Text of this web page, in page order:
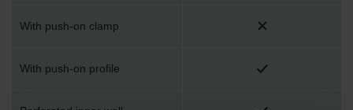
With push-on clamp
With push-on profile